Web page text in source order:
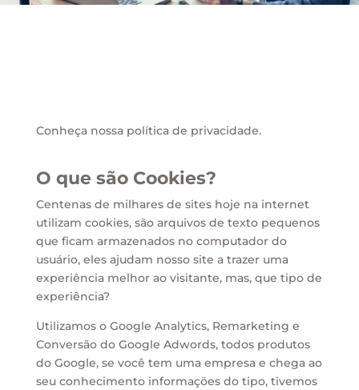
Conheça nossa política de privacidade.
O que são Cookies?
Centenas de milhares de sites hoje na internet
utilizam cookies, são arquivos de texto pequenos
que ficam armazenados no computador do
usuário, eles ajudam nosso site a trazer uma
experiência melhor ao visitante, mas, que tipo de
experiência?
Utilizamos o Google Analytics, Remarketing e
Conversão do Google Adwords, todos produtos
do Google, se você tem uma empresa e chega ao
seu conhecimento informações do tipo, tivemos